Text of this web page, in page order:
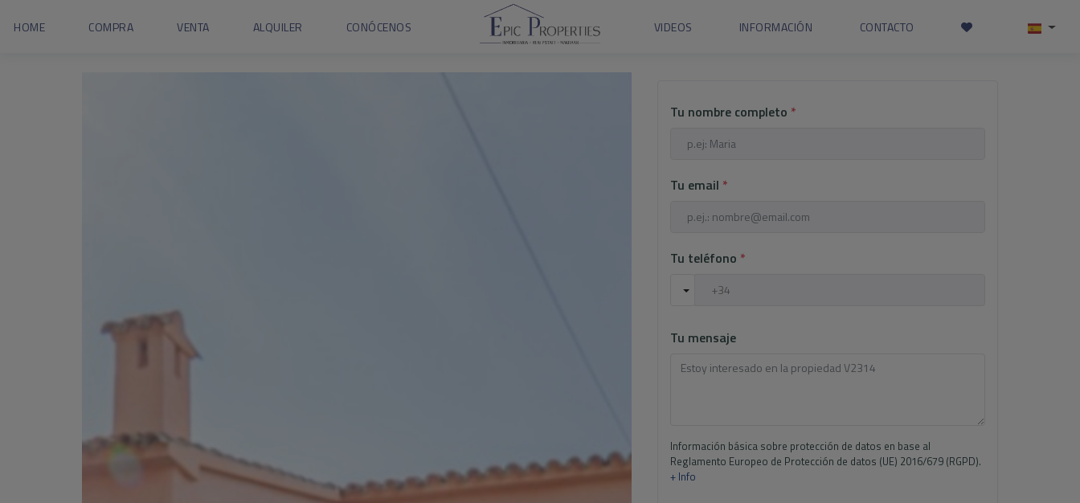
HOME COMPRA VENTA ALQUILER CONÓCENOS VIDEOS INFORMACIÓN CONTACTO
Tu nombre completo *
Tu email *
Tu teléfono *
Tu mensaje
Información básica sobre protección de datos en base al
Reglamento Europeo de Protección de datos (UE) 2016/679 (RGPD).
+ Info